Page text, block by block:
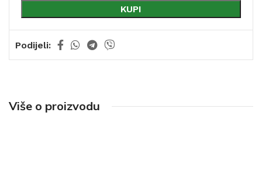
KUPI
Podijeli:
Više o proizvodu